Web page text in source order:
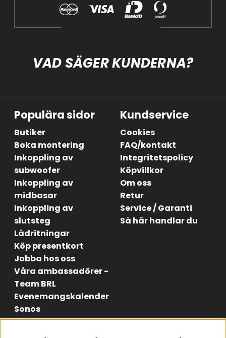
VAD SÄGER KUNDERNA?
Populära sidor
Butiker
Boka montering
Inkoppling av
subwoofer
Inkoppling av
midbasar
Inkoppling av
slutsteg
Lådritningar
Köp presentkort
Jobba hos oss
Våra ambassadörer -
Team BRL
Evenemangskalender
Sonos
Kundservice
Cookies
FAQ/kontakt
Integritetspolicy
Köpvillkor
Om oss
Retur
Service / Garanti
Så här handlar du